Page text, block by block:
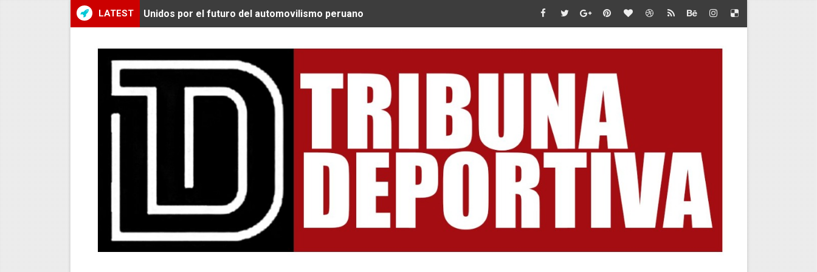
LATEST Unidos por el futuro del automovilismo peruano
Radamel Falcao: “Espero seguir construyendo un legado que inspire a nuevas generaciones de jóvenes”
MARATÓN DE LIMA: EL CHEQUEO MÉDICO COMO LA VERDADERA CLAVE PARA CRUZAR LA META
CLAUDIO PIZARRO: "YO ESPERABA MUCHO MÁS DE CHEMO"
URUBAMBA CORONÓ A LOS ARGENTINOS GAJDOSECH Y CALDERÓN COMO LOS MEJORES DEL AMERICAN SERIES SANTÍSIMO DOWNHILL 2026
SANTÍSIMO DOWNHILL 2026: CICLISTAS DE TODO EL CONTINENTE LLEGAN A URUBAMBA POR CUPO AL MUNDIAL
Se inauguró el Campeonato Nacional Sub 15 de Vóley Masculino en la VIDENA
ÁNGELO CARO SE CONSAGRA SUBCAMPEÓN MUNDIAL EN SKATEBOARDING